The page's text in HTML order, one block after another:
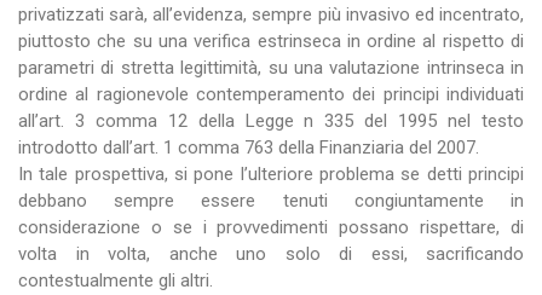
privatizzati sarà, all’evidenza, sempre più invasivo ed incentrato,
piuttosto che su una verifica estrinseca in ordine al rispetto di
parametri di stretta legittimità, su una valutazione intrinseca in
ordine al ragionevole contemperamento dei principi individuati
all’art. 3 comma 12 della Legge n 335 del 1995 nel testo
introdotto dall’art. 1 comma 763 della Finanziaria del 2007.
In tale prospettiva, si pone l’ulteriore problema se detti principi
debbano sempre essere tenuti congiuntamente in
considerazione o se i provvedimenti possano rispettare, di
volta in volta, anche uno solo di essi, sacrificando
contestualmente gli altri.